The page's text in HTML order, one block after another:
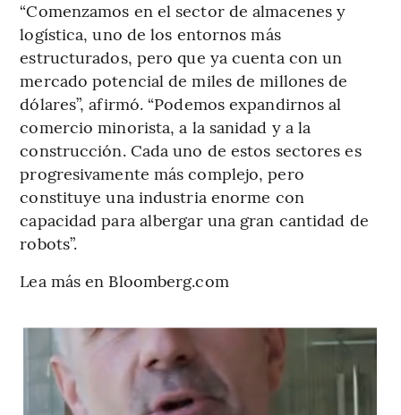
“Comenzamos en el sector de almacenes y
logística, uno de los entornos más
estructurados, pero que ya cuenta con un
mercado potencial de miles de millones de
dólares”, afirmó. “Podemos expandirnos al
comercio minorista, a la sanidad y a la
construcción. Cada uno de estos sectores es
progresivamente más complejo, pero
constituye una industria enorme con
capacidad para albergar una gran cantidad de
robots”.
Lea más en Bloomberg.com